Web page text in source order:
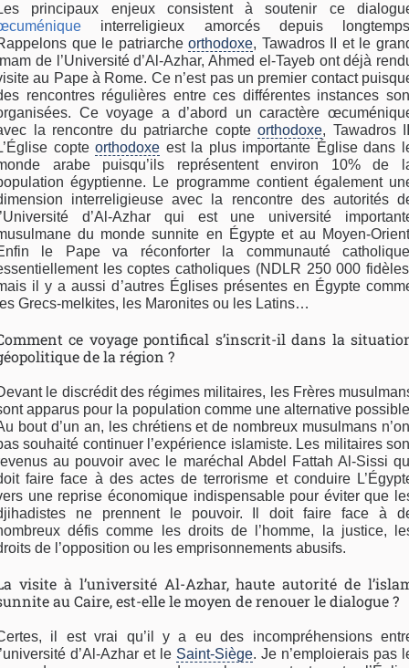
principaux enjeux consistent à soutenir ce
interreligieux amorcés depuis
que le patriarcheorthodoxe, Tawadros II et le
de l’Université d’Al-Azhar, Ahmed el-Tayeb ont déjà
au Pape à Rome. Ce n’est pas un premier contact
rencontres régulières entre ces différentes instances
Ce voyage a d’abord un caractère
la rencontre du patriarche copte orthodoxe, Tawadros
copteorthodoxe est la plus importante Église dans
arabe puisqu’ils représentent environ 10% de
égyptienne. Le programme contient également
interreligieuse avec la rencontre des autorités
d’Al-Azhar qui est une université
du monde sunnite en Égypte et au Moyen-
le Pape va réconforter la communauté
les coptes catholiques (NDLR 250 000
il y a aussi d’autres Églises présentes en Égypte
Grecs-melkites, les Maronites ou les Latins…
ce voyage pontifical s’inscrit-il dans la
de la région ?
le discrédit des régimes militaires, les Frères
apparus pour la population comme une alternative
bout d’un an, les chrétiens et de nombreux musulmans
souhaité continuer l’expérience islamiste. Les militaires
au pouvoir avec le maréchal Abdel Fattah Al-Sissi
faire face à des actes de terrorisme et conduire
une reprise économique indispensable pour éviter que
ne prennent le pouvoir. Il doit faire face à
défis comme les droits de l’homme, la justice,
de l’opposition ou les emprisonnements abusifs.
visite à l’université Al-Azhar, haute autorité de
au Caire, est-elle le moyen de renouer le dialogue ?
il est vrai qu’il y a eu des incompréhensions
d’Al-Azhar et le Saint-Siège. Je n’emploierais pas